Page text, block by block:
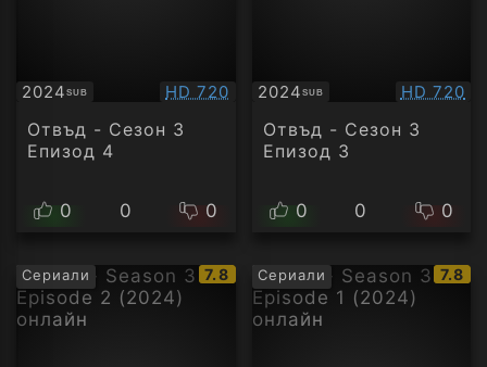
2024SUB
Субтитри Качество:
HD 720
Отвъд - Сезон 3
Епизод 4
0 0 0
2024SUB
Субтитри HD 720
Отвъд - Сезон 3
Епизод 3
0 0 0
Сериали
IMDb
рейтинг:
7.8 Сериали
IMDb
7.8